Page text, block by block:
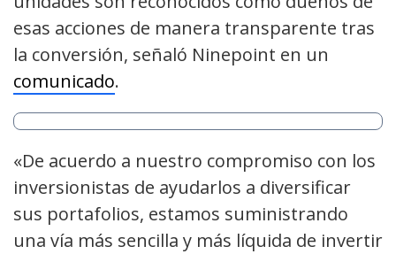
esas acciones de manera transparente tras
la conversión, señaló Ninepoint en un
comunicado.
«De acuerdo a nuestro compromiso con los
inversionistas de ayudarlos a diversificar
sus portafolios, estamos suministrando
una vía más sencilla y más líquida de invertir